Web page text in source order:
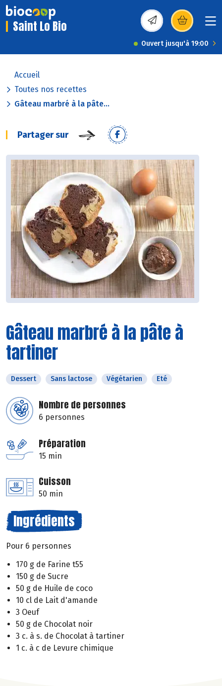
Saint Lo Bio (s’ouvre dans une
Ouvert jusqu'à 19:00
Accueil
Toutes nos recettes
Gâteau marbré à la pâte...
Partager sur
Gâteau marbré à la pâte à
tartiner
Dessert Sans lactose Végétarien Eté
Nombre de personnes
6 personnes
Préparation
15 min
Cuisson
50 min
Ingrédients
Pour 6 personnes
170 g de Farine t55
150 g de Sucre
50 g de Huile de coco
10 cl de Lait d'amande
3 Oeuf
50 g de Chocolat noir
3 c. à s. de Chocolat à tartiner
1 c. à c de Levure chimique